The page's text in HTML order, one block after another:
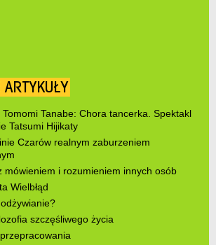
Tanabe: Chora tancerka. Spektakl
Tatsumi Hijikaty
Czarów realnym zaburzeniem
mówieniem i rozumieniem innych osób
Wielbłąd
szczęśliwego życia